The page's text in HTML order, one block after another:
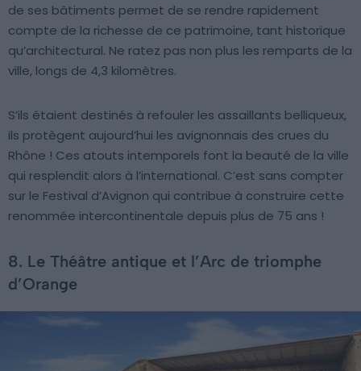
de ses bâtiments permet de se rendre rapidement
compte de la richesse de ce patrimoine, tant historique
qu’architectural. Ne ratez pas non plus les remparts de la
ville, longs de 4,3 kilomètres.
S’ils étaient destinés à refouler les assaillants belliqueux,
ils protègent aujourd’hui les avignonnais des crues du
Rhône ! Ces atouts intemporels font la beauté de la ville
qui resplendit alors à l’international. C’est sans compter
sur le Festival d’Avignon qui contribue à construire cette
renommée intercontinentale depuis plus de 75 ans !
8. Le Théâtre antique et l’Arc de triomphe
d’Orange